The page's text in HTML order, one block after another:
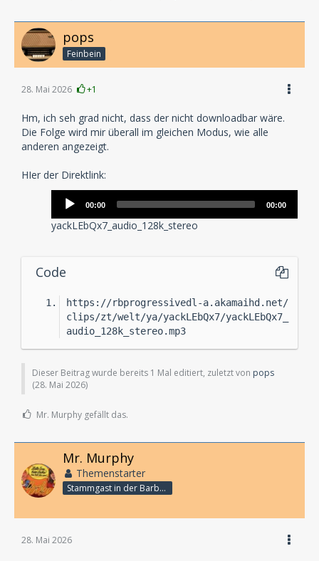
pops
Feinbein
28. Mai 2026 +1
Hm, ich seh grad nicht, dass der nicht downloadbar wäre.
Die Folge wird mir überall im gleichen Modus, wie alle
anderen angezeigt.
HIer der Direktlink:
Audio-
Player
00:00 00:00
yackLEbQx7_audio_128k_stereo
Code
https://rbprogressivedl-a.akamaihd.net/
clips/zt/welt/ya/yackLEbQx7/yackLEbQx7_
audio_128k_stereo.mp3
Dieser Beitrag wurde bereits 1 Mal editiert, zuletzt von pops
(28. Mai 2026)
Mr. Murphy gefällt das.
Mr. Murphy
Themenstarter
Stammgast in der Barbarabar
28. Mai 2026